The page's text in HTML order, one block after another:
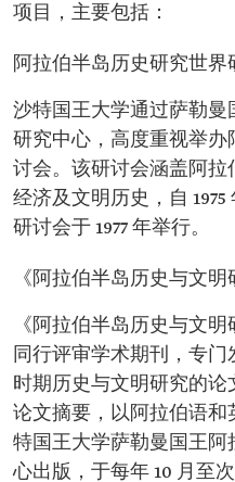
项目，主要包括：
阿拉伯半岛历史研究世界
沙特国王大学通过萨勒曼
研究中心，高度重视举
讨会。该研讨会涵盖阿拉
经济及文明历史，自
研讨会于 1977 年举行。
《阿拉伯半岛历史与文明
《阿拉伯半岛历史与文
同行评审学术期刊，专
时期历史与文明研究的
论文摘要，以阿拉伯语
特国王大学萨勒曼国王
心出版，于每年 10 月至次